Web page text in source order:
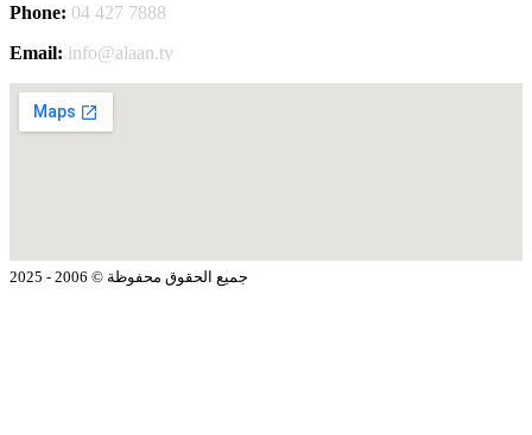
Phone: 04 427 7888
Email: info@alaan.tv
جميع الحقوق محفوظة © 2006 - 2025